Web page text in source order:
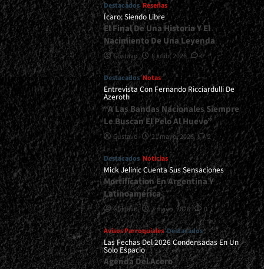
Destacados Reseñas
Ícaro: Siendo Libre
El Final De Una Historia Y El
Nacimiento De Una Leyenda
Gustavo 8 julio, 2026 0
Destacados Notas
Entrevista Con Fernando Ricciardulli De
Azeroth
“A Las Bandas Nacionales Siempre
Le Buscan El Pelo Al Huevo”
Gustavo 21 mayo, 2026 2
Destacados Noticias
Mick Jelinic Cuenta Sus Sensaciones
Mortification En Argentina Y
Latinoamérica
Gustavo 7 mayo, 2026 0
Avisos Parroquiales Destacados
Las Fechas Del 2026 Condensadas En Un
Solo Espacio
Agenda Del Acero